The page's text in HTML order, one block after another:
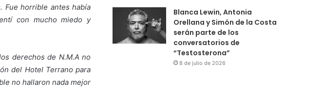
Fue horrible antes había
con mucho miedo y
derechos de N.M.A no
del Hotel Terrano para
no hallaron nada mejor
Blanca Lewin, Antonia
Orellana y Simón de la Costa
serán parte de los
conversatorios de
“Testosterona”
8 de julio de 2026